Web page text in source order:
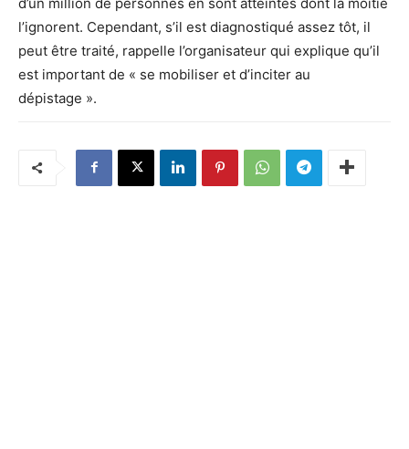
l’ignorent. Cependant, s’il est diagnostiqué assez tôt, il
peut être traité, rappelle l’organisateur qui explique qu’il
est important de « se mobiliser et d’inciter au
dépistage ».